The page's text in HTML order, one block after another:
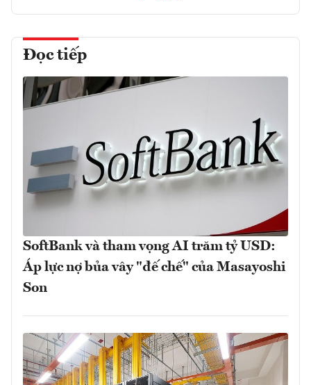
Đọc tiếp
SoftBank và tham vọng AI trăm tỷ USD:
Áp lực nợ bủa vây "đế chế" của Masayoshi
Son